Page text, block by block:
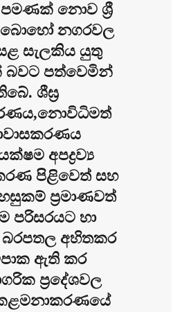
නොව ශ්‍රී
බොහෝ නගරවල
සැලකිය යුතු
බවට පත්වෙමින්
ශීඝ්‍ර
අපද්‍රව්‍ය
පිළිවෙත් සහ
ප්‍රමාණවත්
පරිසරයට හා
බරපතල අහිතකර
ඇති කර
ප්‍රදේශවල
කළමනාකරණයේ